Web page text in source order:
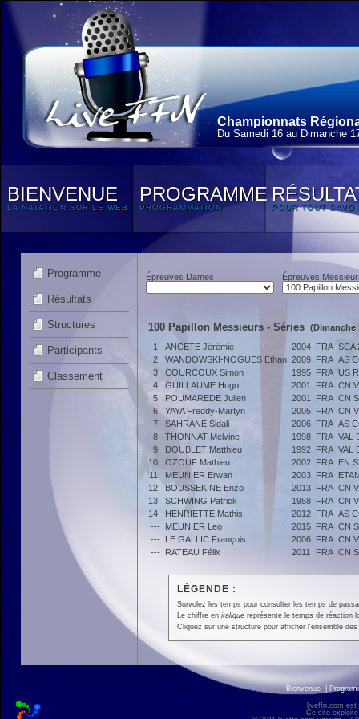
Championnats
Du Samedi 16 au Dimanche
BIENVENUE
LA NATATION SUR LE WEB
PROGRAMME
PROGRAMMATION POUR TOUT
Programme
Résultats
Structures
Participants
Classement
Épreuves Dames Épreuves
100 Papillon Messieurs - Séries (Dimanche
1.
ANCETE Jérémie 2004 FRA SCA
2.
WANDOWSKI-NOGUES Ethan 2009 FRA AS
3.
COURCOUX Simon 1995 FRA US
4.
GUILLAUME Hugo 2001 FRA CN
5.
POUMAREDE Julien 2001 FRA CN
6.
YAYA Freddy-Martyn 2005 FRA CN
7.
SAHRANE Sidali 2006 FRA AS
8.
THONNAT Melvine 1998 FRA VAL
9.
DOUBLET Matthieu 1992 FRA VAL
10.
OZOUF Mathieu 2002 FRA EN
11.
MEUNIER Erwan 2003 FRA
12.
BOUSSEKINE Enzo 2013 FRA CN
13.
SCHWING Patrick 1958 FRA CN
14.
HENRIETTE Mathis 2012 FRA AS
--- MEUNIER Leo 2015 FRA CN
--- LE GALLIC François 2006 FRA CN
--- RATEAU Félix 2011 FRA CN
LÉGENDE :
Survolez les temps pour consulter les temps de
Le chiffre en italiquereprésente le temps de réaction
Cliquez sur une structure pour afficher l'ensemble
Bienvenue
liveffn.com est
Ce site